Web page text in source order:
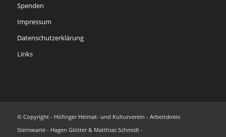
Spenden
Impressum
Datenschutzerklärung
Links
© Copyright - Höfinger Heimat- und Kulturverein - Arbeitskreis
Sternwarte - Hagen Glötter & Matthias Schmidt -